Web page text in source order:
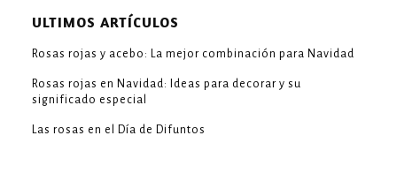
ULTIMOS ARTÍCULOS
Rosas rojas y acebo: La mejor combinación para Navidad
Rosas rojas en Navidad: Ideas para decorar y su
significado especial
Las rosas en el Día de Difuntos